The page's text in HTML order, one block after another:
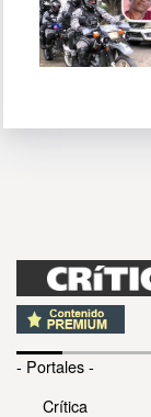
- Portales -
Crítica